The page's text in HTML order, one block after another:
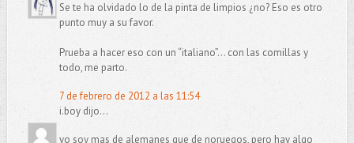
Se te ha olvidado lo de la pinta de limpios ¿no? Eso es otro
punto muy a su favor.
Prueba a hacer eso con un “italiano”… con las comillas y
todo, me parto.
7 de febrero de 2012 a las 11:54
i.boy dijo...
yo soy mas de alemanes que de noruegos, pero hay algo